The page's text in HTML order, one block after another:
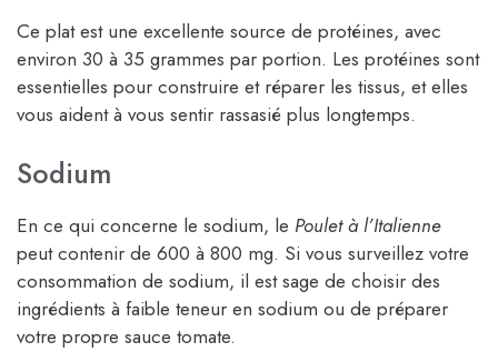
Ce plat est une excellente source de protéines, avec
environ 30 à 35 grammes par portion. Les protéines sont
essentielles pour construire et réparer les tissus, et elles
vous aident à vous sentir rassasié plus longtemps.
Sodium
En ce qui concerne le sodium, le Poulet à l’Italienne
peut contenir de 600 à 800 mg. Si vous surveillez votre
consommation de sodium, il est sage de choisir des
ingrédients à faible teneur en sodium ou de préparer
votre propre sauce tomate.